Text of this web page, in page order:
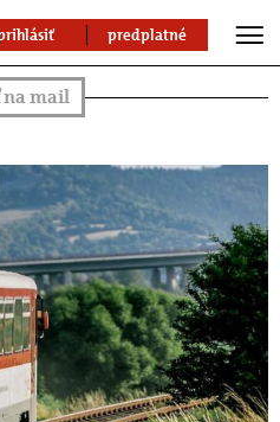
predplatné
na mail